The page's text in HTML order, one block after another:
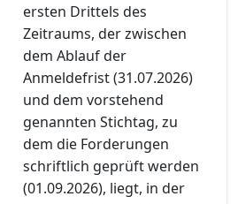
ersten Drittels des
Zeitraums, der zwischen
dem Ablauf der
Anmeldefrist (31.07.2026)
und dem vorstehend
genannten Stichtag, zu
dem die Forderungen
schriftlich geprüft werden
(01.09.2026), liegt, in der